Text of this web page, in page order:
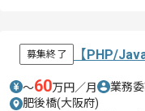
募集終了 【PHP/
〜60万円／月 業務
肥後橋(大阪府)